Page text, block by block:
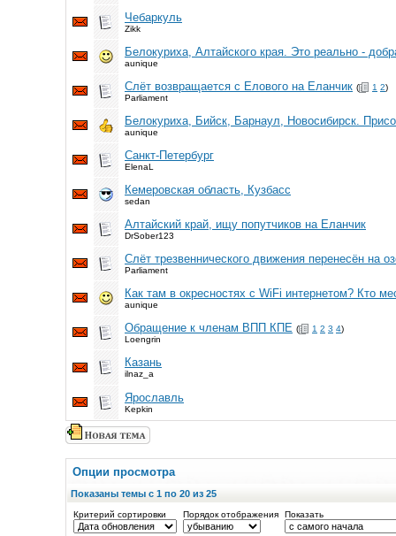
Чебаркуль
Zikk
Белокуриха, Алтайского края. Это реально -
aunique
Слёт возвращается с Елового на Еланчик ( 1 2)
Parliament
Белокуриха, Бийск, Барнаул, Новосибирск.
aunique
Санкт-Петербург
ElenaL
Кемеровская область, Кузбасс
sedan
Алтайский край, ищу попутчиков на Еланчик
DrSober123
Слёт трезвеннического движения перенесён на
Parliament
Как там в окресностях с WiFi интернетом? Кто
aunique
Обращение к членам ВПП КПЕ ( 1 2 3 4)
Loengrin
Казань
ilnaz_a
Ярославль
Kepkin
Опции просмотра
Показаны темы с 1 по 20 из 25
Критерий сортировки Порядок отображения Показать